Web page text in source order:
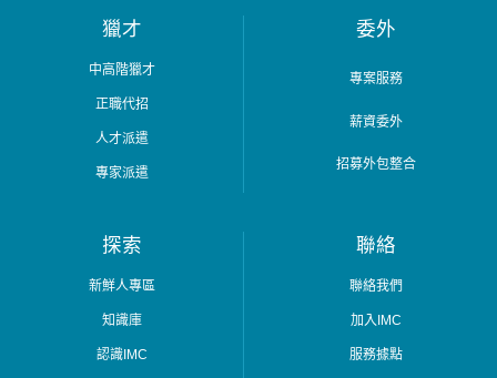
獵才
中高階獵才
正職代招
人才派遣
專家派遣
委外
專案服務
薪資委外
招募外包整合
探索
新鮮人專區
知識庫
認識IMC
聯絡
聯絡我們
加入IMC
服務據點